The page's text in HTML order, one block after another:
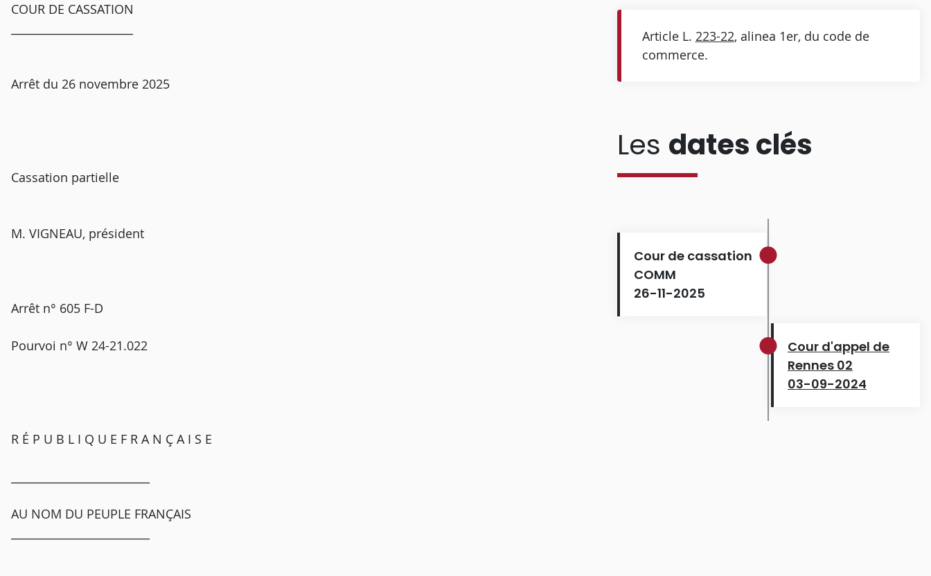
COUR DE CASSATION
Arrêt du 26 novembre 2025
Cassation partielle
M. VIGNEAU, président
Arrêt n° 605 F-D
Pourvoi n° W 24-21.022
R É P U B L I Q U E F R A N Ç A I S E
AU NOM DU PEUPLE FRANÇAIS
Article L. 223-22, alinea 1er, du code de
commerce.
Les dates clés
Cour de cassation
COMM
26-11-2025
Cour d'appel de
Rennes 02
03-09-2024